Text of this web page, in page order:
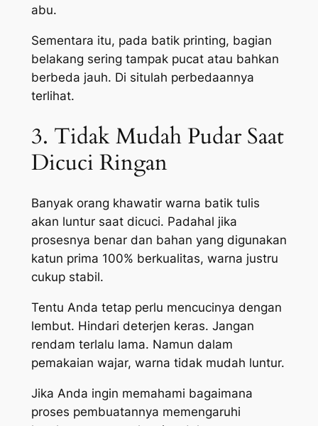
abu.
Sementara itu, pada batik printing, bagian
belakang sering tampak pucat atau bahkan
berbeda jauh. Di situlah perbedaannya
terlihat.
3. Tidak Mudah Pudar Saat
Dicuci Ringan
Banyak orang khawatir warna batik tulis
akan luntur saat dicuci. Padahal jika
prosesnya benar dan bahan yang digunakan
katun prima 100% berkualitas, warna justru
cukup stabil.
Tentu Anda tetap perlu mencucinya dengan
lembut. Hindari deterjen keras. Jangan
rendam terlalu lama. Namun dalam
pemakaian wajar, warna tidak mudah luntur.
Jika Anda ingin memahami bagaimana
proses pembuatannya memengaruhi